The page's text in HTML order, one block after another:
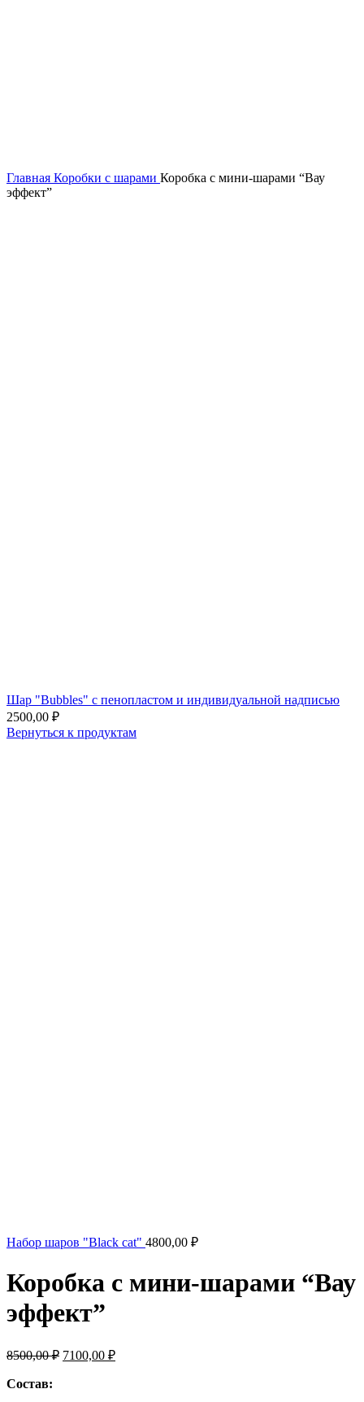
Главная Коробки с шарами Коробка с мини-шарами “Вау
эффект”
Шар "Bubbles" с пенопластом и индивидуальной надписью
2500,00 ₽
Вернуться к продуктам
Набор шаров "Black cat" 4800,00 ₽
Коробка с мини-шарами “Вау
эффект”
8500,00₽ Первоначальная
7100,00 ₽Текущая
Состав: